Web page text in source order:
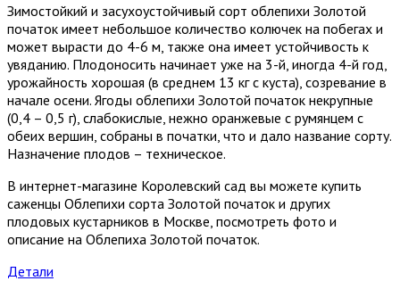
Зимостойкий и засухоустойчивый сорт облепихи Золотой
початок имеет небольшое количество колючек на побегах и
может вырасти до 4-6 м, также она имеет устойчивость к
увяданию. Плодоносить начинает уже на 3-й, иногда 4-й год,
урожайность хорошая (в среднем 13 кг с куста), созревание в
начале осени. Ягоды облепихи Золотой початок некрупные
(0,4 – 0,5 г), слабокислые, нежно оранжевые с румянцем с
обеих вершин, собраны в початки, что и дало название сорту.
Назначение плодов – техническое.
В интернет-магазине Королевский сад вы можете купить
саженцы Облепихи сорта Золотой початок и других
плодовых кустарников в Москве, посмотреть фото и
описание на Облепиха Золотой початок.
Детали